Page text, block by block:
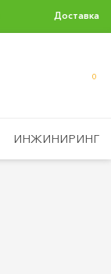
Доставка
0
ИНЖИНИРИНГ